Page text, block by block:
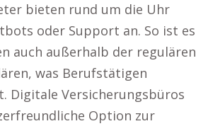
bieten rund um die Uhr
oder Support an. So ist es
auch außerhalb der regulären
was Berufstätigen
Digitale Versicherungsbüros
Option zur